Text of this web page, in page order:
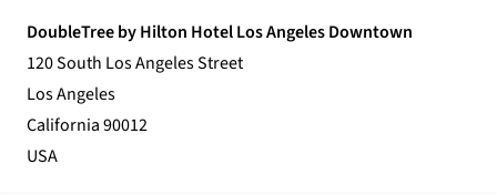
DoubleTree by Hilton Hotel Los Angeles Downtown
120 South Los Angeles Street
Los Angeles
California 90012
USA